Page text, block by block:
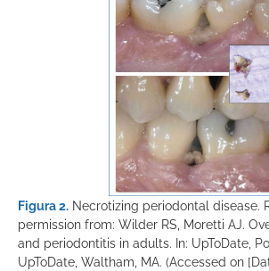
Figura 2. Necrotizing periodontal disease.
permission from: Wilder RS, Moretti AJ.
and periodontitis in adults. In: UpToDate,
UpToDate, Waltham, MA. (Accessed on